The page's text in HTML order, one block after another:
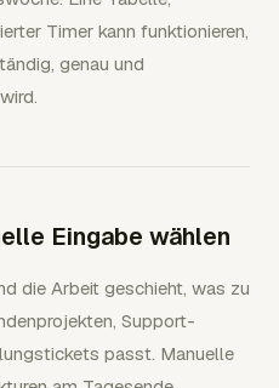
Timer kann funktionieren,
genau und
Eingabe wählen
die Arbeit geschieht, was zu
Support-
passt. Manuelle